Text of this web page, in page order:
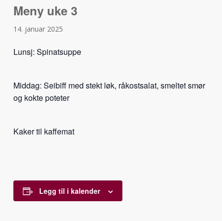
Meny uke 3
14. januar 2025
Lunsj: Spinatsuppe
Middag: Seibiff med stekt løk, råkostsalat, smeltet smør
og kokte poteter
Kaker til kaffemat
Legg til i kalender